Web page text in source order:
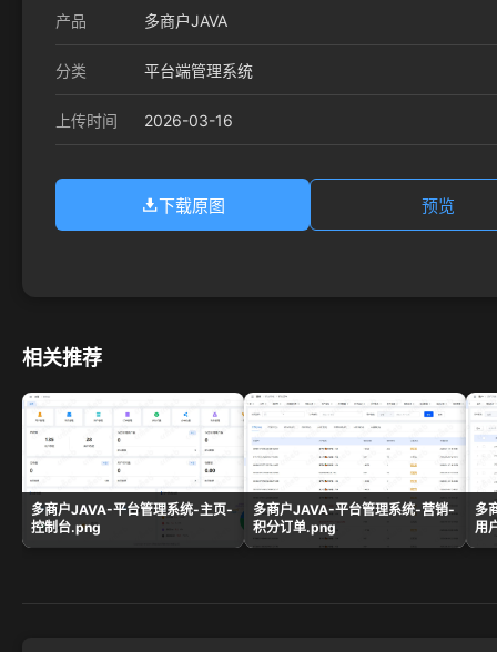
产品 多商户JAVA
分类 平台端管理系统
上传时间 2026-03-16
下载原图 预览
相关推荐
多商户JAVA-平台管理系统-主页-
控制台.png
多商户JAVA-平台管理系统-营销-
积分订单.png
多
用